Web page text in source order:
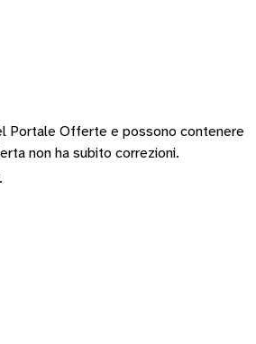
Portale Offerte e possono contenere
non ha subito correzioni.
.